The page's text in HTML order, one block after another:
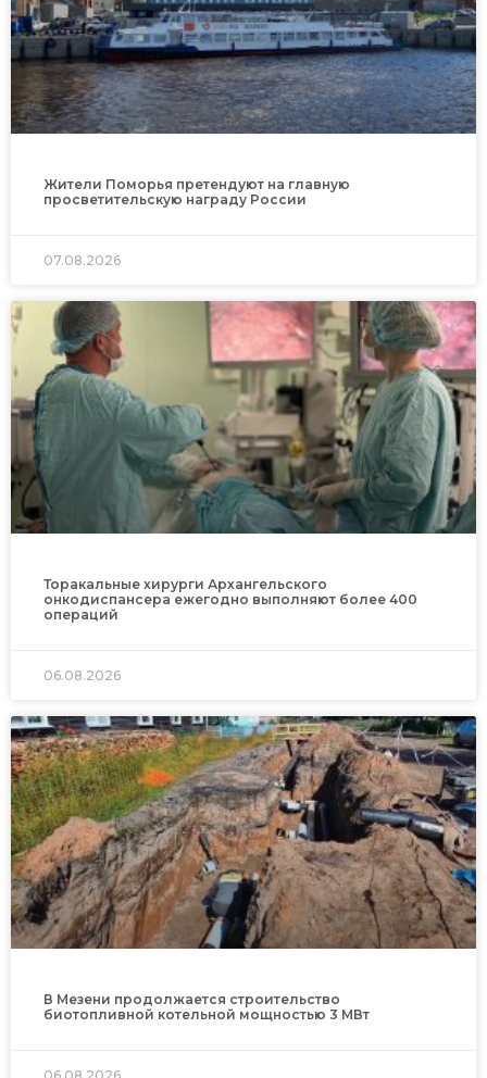
Жители Поморья претендуют на главную
просветительскую награду России
07.08.2026
Торакальные хирурги Архангельского
онкодиспансера ежегодно выполняют более 400
операций
06.08.2026
В Мезени продолжается строительство
биотопливной котельной мощностью 3 МВт